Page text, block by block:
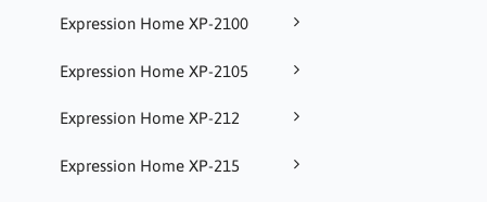
Expression Home XP-2100
Expression Home XP-2105
Expression Home XP-212
Expression Home XP-215